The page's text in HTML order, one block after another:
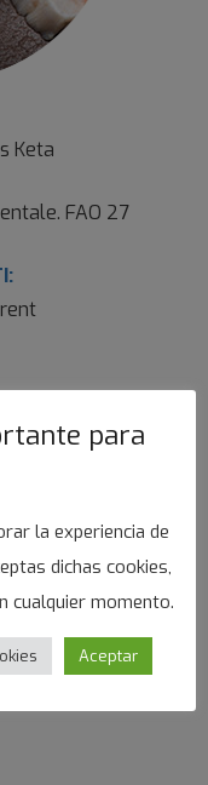
Keta
FAO 27
para
la experiencia de
dichas cookies,
cualquier momento.
Aceptar